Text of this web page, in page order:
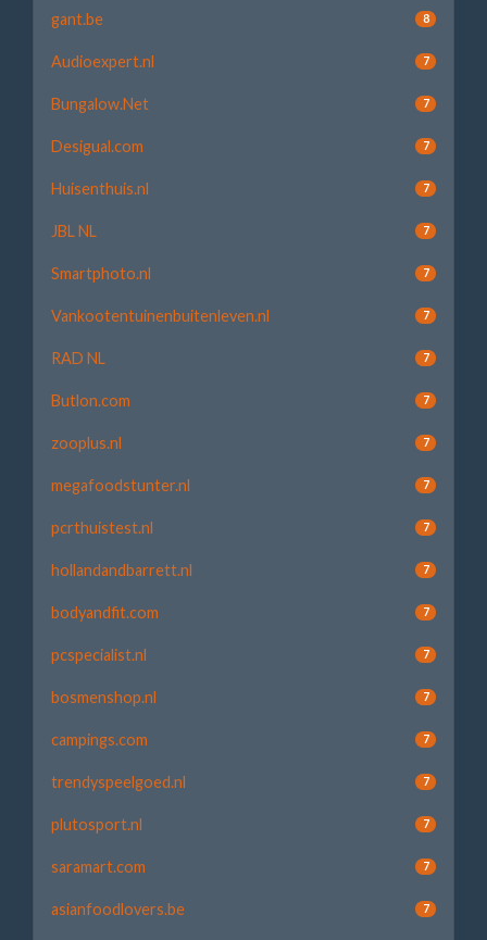
gant.be 8
Audioexpert.nl 7
Bungalow.Net 7
Desigual.com 7
Huisenthuis.nl 7
JBL NL 7
Smartphoto.nl 7
Vankootentuinenbuitenleven.nl 7
RAD NL 7
Butlon.com 7
zooplus.nl 7
megafoodstunter.nl 7
pcrthuistest.nl 7
hollandandbarrett.nl 7
bodyandfit.com 7
pcspecialist.nl 7
bosmenshop.nl 7
campings.com 7
trendyspeelgoed.nl 7
plutosport.nl 7
saramart.com 7
asianfoodlovers.be 7